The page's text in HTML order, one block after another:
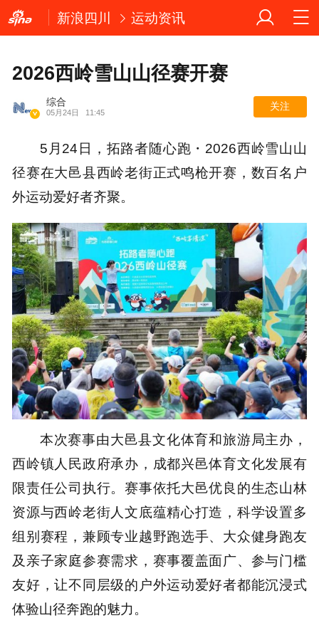
新浪四川 运动资讯
2026西岭雪山山径赛开赛
综合
05月24日 11:45
关注
5月24日，拓路者随心跑・2026西岭雪山山
径赛在大邑县西岭老街正式鸣枪开赛，数百名户
外运动爱好者齐聚。
本次赛事由大邑县文化体育和旅游局主办，
西岭镇人民政府承办，成都兴邑体育文化发展有
限责任公司执行。赛事依托大邑优良的生态山林
资源与西岭老街人文底蕴精心打造，科学设置多
组别赛程，兼顾专业越野跑选手、大众健身跑友
及亲子家庭参赛需求，赛事覆盖面广、参与门槛
友好，让不同层级的户外运动爱好者都能沉浸式
体验山径奔跑的魅力。